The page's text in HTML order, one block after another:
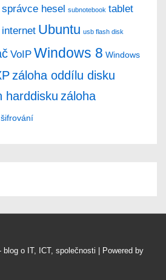
správce hesel subnotebook tablet
Ubuntu usb flash disk
VoIP Windows 8 Windows
záloha oddílu disku
harddisku záloha
šifrování
blog o IT, ICT, společnosti | Powered by